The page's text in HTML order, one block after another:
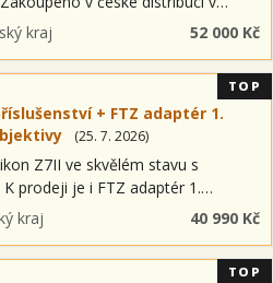
fotoaparátu je možné prodat za
Paměťová…
kraj 52 000 Kč
+ FTZ adaptér 1.
(25. 7. 2026)
Z7II ve skvělém stavu s
prodeji je i FTZ adaptér 1.
1) Nikon Z7 II + příslušenství
kraj 40 990 Kč
TOP
TOP